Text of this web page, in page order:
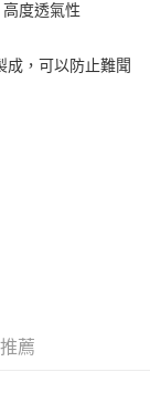
無須另外申請。
，確認付款後即完
頁面所載為準。
，訂單將自動取
算日後寄送繳費提
。 讓您購物簡單
度透氣性
成，可以防止難聞
薦